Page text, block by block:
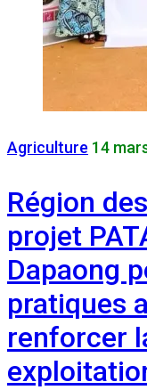
Agriculture 14
Région
projet
Dapaong
pratiques
renforcer